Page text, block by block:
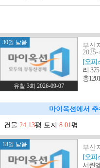
30일 남음
유찰 3회 2026-09-07
부산
2025-
[오피
리
층
마이옥션에서
건물 24.13평 토지 8.01평
18일 남음
부산
[오피
서린